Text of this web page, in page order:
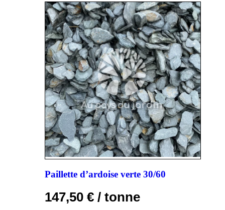
Paillette d’ardoise verte 30/60
147,50 € / tonne